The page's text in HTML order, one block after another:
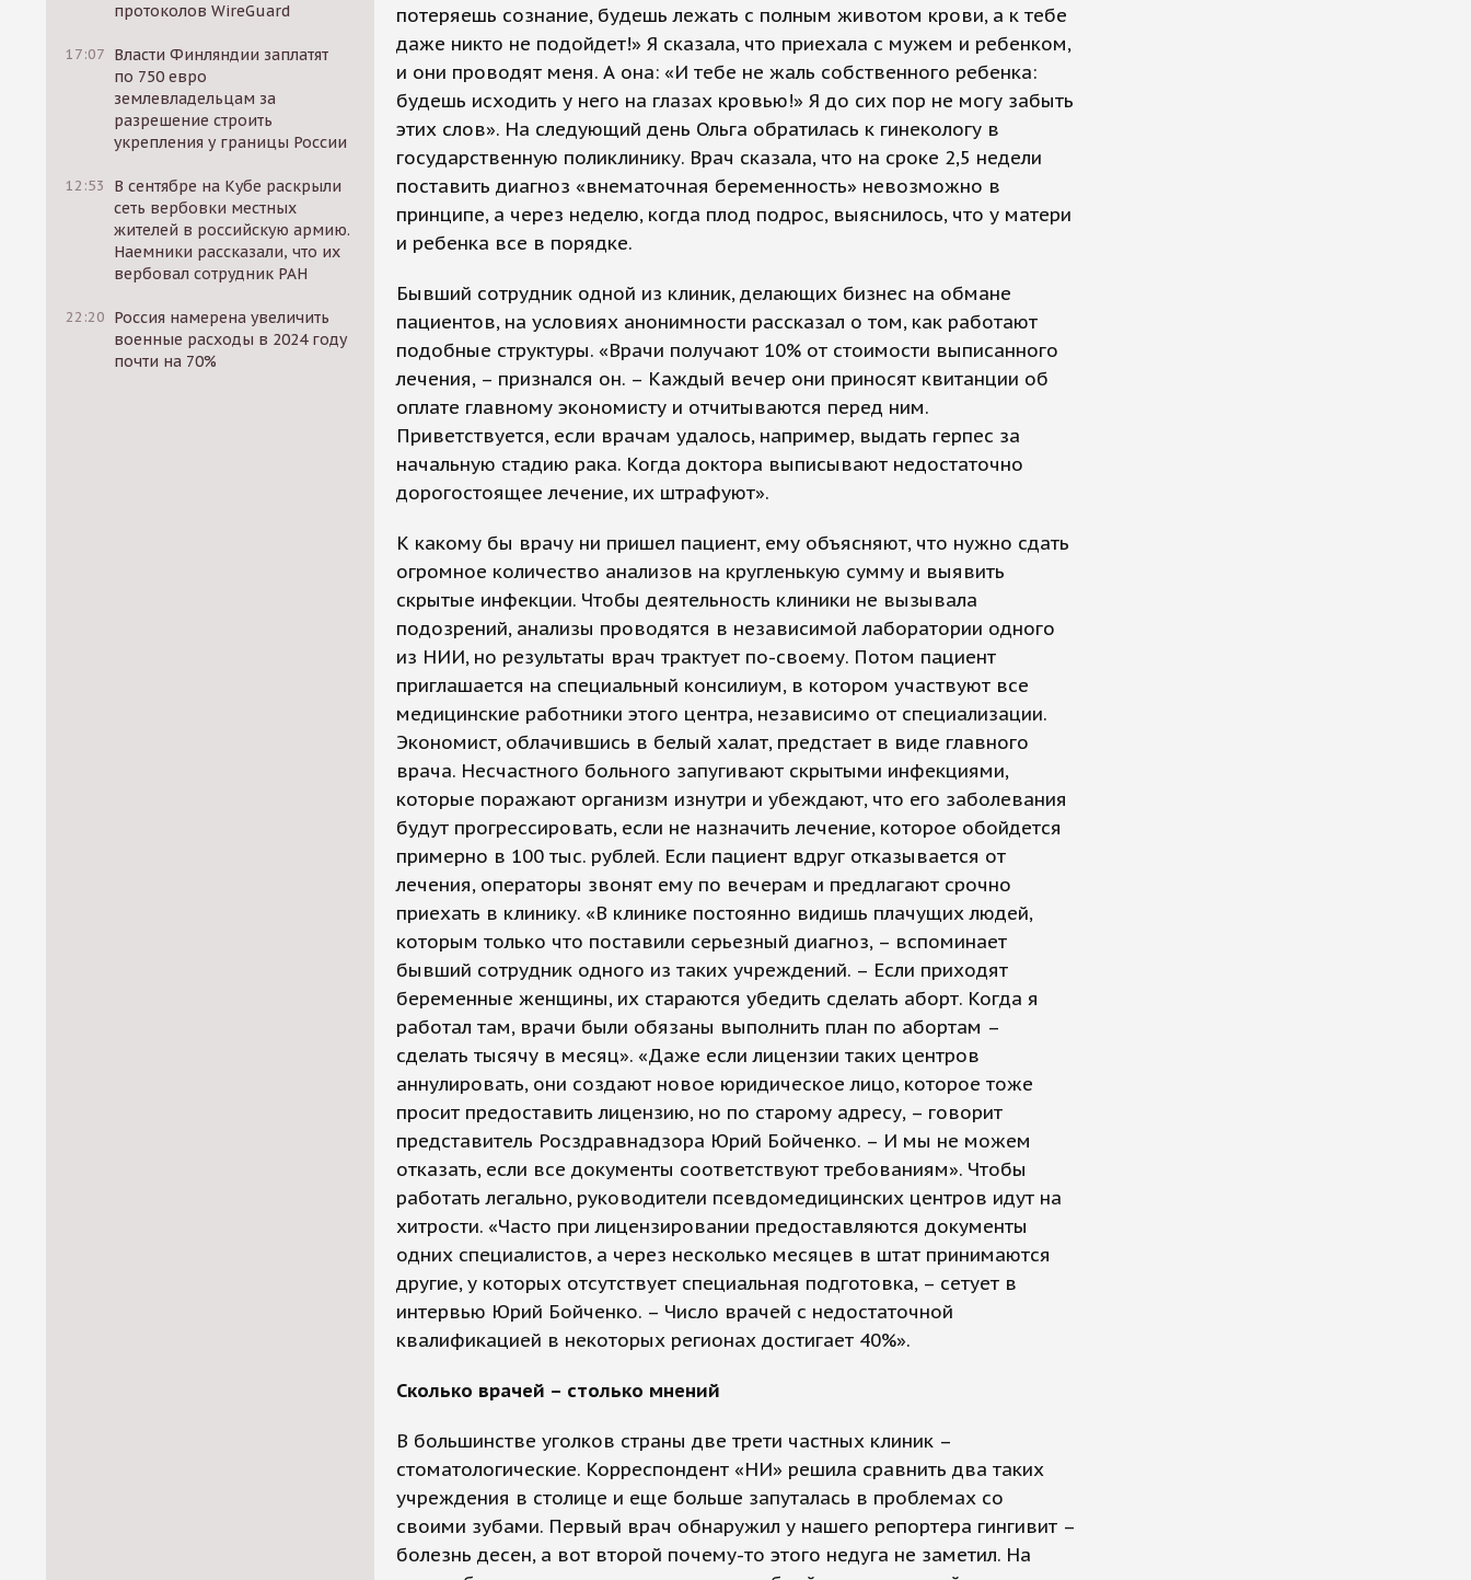
протоколов WireGuard
17:07 Власти Финляндии заплатят
по 750 евро
землевладельцам за
разрешение строить
укрепления у границы России
12:53
В сентябре на Кубе раскрыли
сеть вербовки местных
жителей в российскую армию.
Наемники рассказали, что их
вербовал сотрудник РАН
22:20 Россия намерена увеличить
военные расходы в 2024 году
почти на 70%
потеряешь сознание, будешь лежать с полным животом крови, а к тебе
даже никто не подойдет!» Я сказала, что приехала с мужем и ребенком,
и они проводят меня. А она: «И тебе не жаль собственного ребенка:
будешь исходить у него на глазах кровью!» Я до сих пор не могу забыть
этих слов». На следующий день Ольга обратилась к гинекологу в
государственную поликлинику. Врач сказала, что на сроке 2,5 недели
поставить диагноз «внематочная беременность» невозможно в
принципе, а через неделю, когда плод подрос, выяснилось, что у матери
и ребенка все в порядке.
Бывший сотрудник одной из клиник, делающих бизнес на обмане
пациентов, на условиях анонимности рассказал о том, как работают
подобные структуры. «Врачи получают 10% от стоимости выписанного
лечения, – признался он. – Каждый вечер они приносят квитанции об
оплате главному экономисту и отчитываются перед ним.
Приветствуется, если врачам удалось, например, выдать герпес за
начальную стадию рака. Когда доктора выписывают недостаточно
дорогостоящее лечение, их штрафуют».
К какому бы врачу ни пришел пациент, ему объясняют, что нужно сдать
огромное количество анализов на кругленькую сумму и выявить
скрытые инфекции. Чтобы деятельность клиники не вызывала
подозрений, анализы проводятся в независимой лаборатории одного
из НИИ, но результаты врач трактует по-своему. Потом пациент
приглашается на специальный консилиум, в котором участвуют все
медицинские работники этого центра, независимо от специализации.
Экономист, облачившись в белый халат, предстает в виде главного
врача. Несчастного больного запугивают скрытыми инфекциями,
которые поражают организм изнутри и убеждают, что его заболевания
будут прогрессировать, если не назначить лечение, которое обойдется
примерно в 100 тыс. рублей. Если пациент вдруг отказывается от
лечения, операторы звонят ему по вечерам и предлагают срочно
приехать в клинику. «В клинике постоянно видишь плачущих людей,
которым только что поставили серьезный диагноз, – вспоминает
бывший сотрудник одного из таких учреждений. – Если приходят
беременные женщины, их стараются убедить сделать аборт. Когда я
работал там, врачи были обязаны выполнить план по абортам –
сделать тысячу в месяц». «Даже если лицензии таких центров
аннулировать, они создают новое юридическое лицо, которое тоже
просит предоставить лицензию, но по старому адресу, – говорит
представитель Росздравнадзора Юрий Бойченко. – И мы не можем
отказать, если все документы соответствуют требованиям». Чтобы
работать легально, руководители псевдомедицинских центров идут на
хитрости. «Часто при лицензировании предоставляются документы
одних специалистов, а через несколько месяцев в штат принимаются
другие, у которых отсутствует специальная подготовка, – сетует в
интервью Юрий Бойченко. – Число врачей с недостаточной
квалификацией в некоторых регионах достигает 40%».
Сколько врачей – столько мнений
В большинстве уголков страны две трети частных клиник –
стоматологические. Корреспондент «НИ» решила сравнить два таких
учреждения в столице и еще больше запуталась в проблемах со
своими зубами. Первый врач обнаружил у нашего репортера гингивит –
болезнь десен, а вот второй почему-то этого недуга не заметил. На